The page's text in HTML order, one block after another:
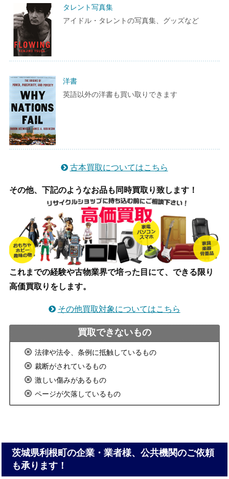
タレント写真集
アイドル・タレントの写真集、グッズなど
洋書
英語以外の洋書も買い取りできます
古本買取についてはこちら
その他、下記のようなお品も同時買取り致します！
これまでの経験や古物業界で培った目にて、できる限り
高価買取りをします。
その他買取対象についてはこちら
買取できないもの
法律や法令、条例に抵触しているもの
裁断がされているもの
激しい傷みがあるもの
ページが欠落しているもの
茨城県利根町の企業・業者様、公共機関のご依頼
も承ります！